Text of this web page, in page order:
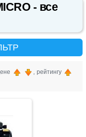
- все
, рейтингу